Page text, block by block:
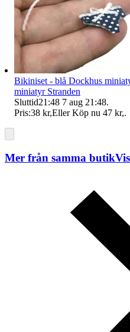
Bikiniset - blå Dockhus
miniatyr Stranden
Sluttid21:48 7 aug 21:48.
Pris:38 kr,Eller Köp nu 47 kr,.
Mer från samma butik